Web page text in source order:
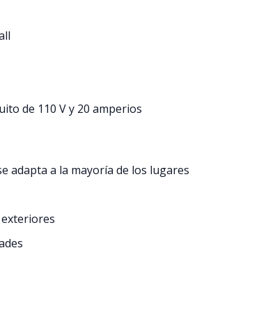
de 110 V y 20 amperios
adapta a la mayoría de los lugares